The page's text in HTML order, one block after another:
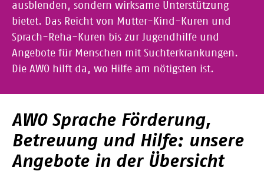
ausblenden, sondern wirksame Unterstützung
bietet. Das Reicht von Mutter-Kind-Kuren und
Sprach-Reha-Kuren bis zur Jugendhilfe und
Angebote für Menschen mit Suchterkrankungen.
Die AWO hilft da, wo Hilfe am nötigsten ist.
AWO Sprache Förderung,
Betreuung und Hilfe: unsere
Angebote in der Übersicht